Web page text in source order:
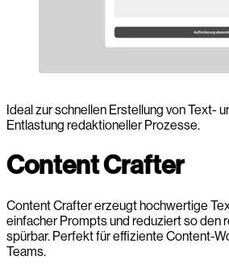
Ideal zur schnellen Erstellung von Text-
Entlastung redaktioneller Prozesse.
Content Crafter
Content Crafter erzeugt hochwertige
einfacher Prompts und reduziert so den
spürbar. Perfekt für effiziente Content-
Teams.